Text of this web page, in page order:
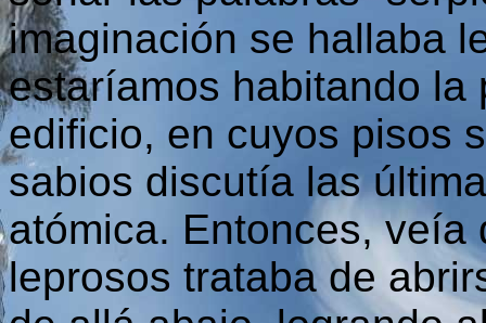
imaginación se hallaba
estaríamos habitando la
edificio, en cuyos pisos
sabios discutía las
atómica. Entonces, veía
leprosos trataba de